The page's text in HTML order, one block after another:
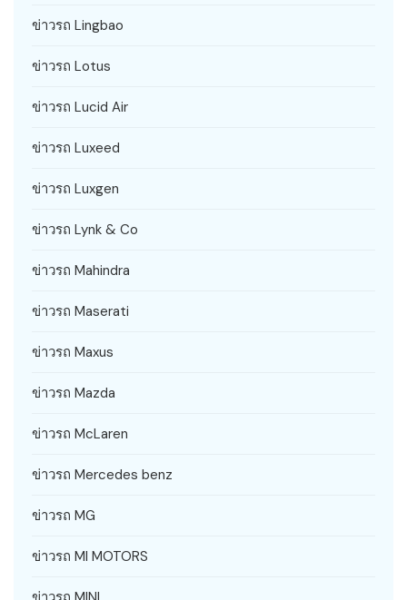
ข่าวรถ Lingbao
ข่าวรถ Lotus
ข่าวรถ Lucid Air
ข่าวรถ Luxeed
ข่าวรถ Luxgen
ข่าวรถ Lynk & Co
ข่าวรถ Mahindra
ข่าวรถ Maserati
ข่าวรถ Maxus
ข่าวรถ Mazda
ข่าวรถ McLaren
ข่าวรถ Mercedes benz
ข่าวรถ MG
ข่าวรถ MI MOTORS